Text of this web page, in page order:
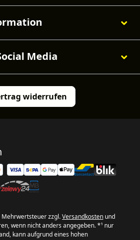
Media
widerrufen
Mehrwertsteuer zzgl.Versandkosten und
wenn nicht anders angegeben. *¹ nur
kann aufgrund eines hohen